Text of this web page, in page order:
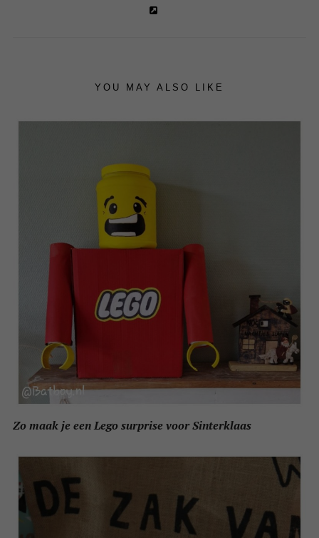
YOU MAY ALSO LIKE
Zo maak je een Lego surprise voor Sinterklaas